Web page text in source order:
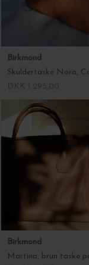
Birkmond
Skuldertaske Nora,
Birkmond